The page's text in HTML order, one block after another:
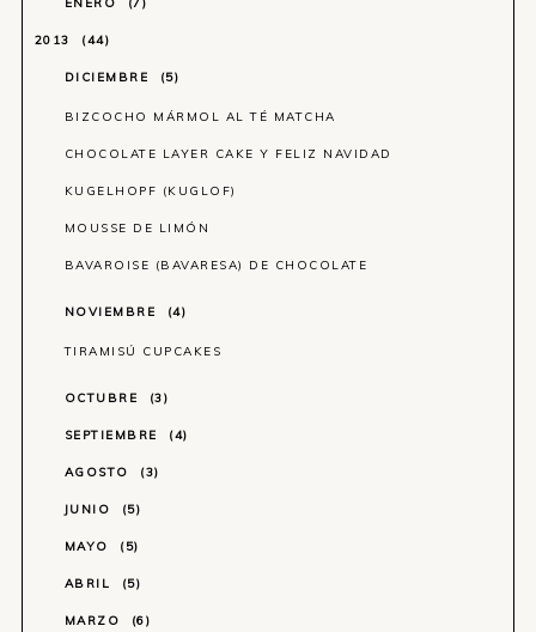
2013 44
DICIEMBRE 5
BIZCOCHO MÁRMOL AL TÉ MATCHA
CHOCOLATE LAYER CAKE Y FELIZ NAVIDAD
KUGELHOPF (KUGLOF)
MOUSSE DE LIMÓN
BAVAROISE (BAVARESA) DE CHOCOLATE
NOVIEMBRE 4
TIRAMISÚ CUPCAKES
OCTUBRE 3
SEPTIEMBRE 4
AGOSTO 3
JUNIO 5
MAYO 5
ABRIL 5
MARZO 6